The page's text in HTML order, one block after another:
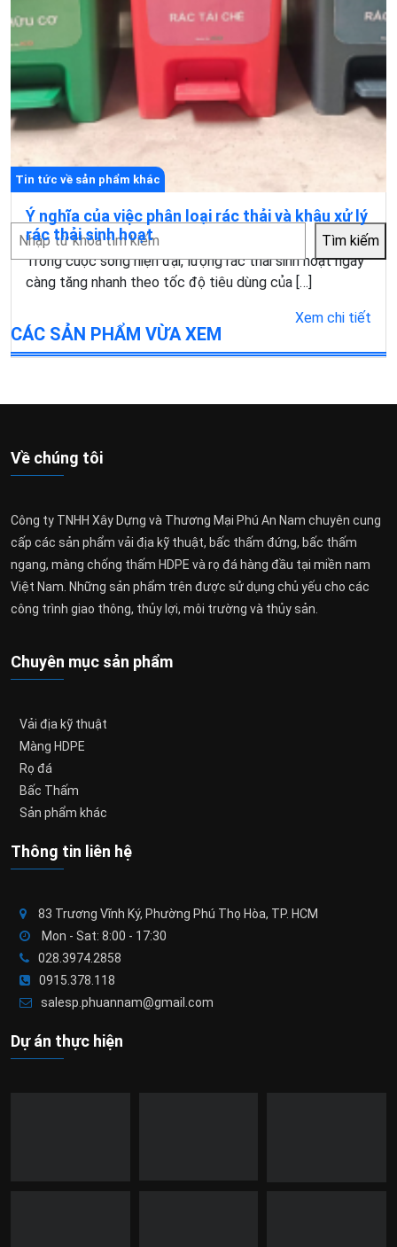
Tin tức về sản phẩm khác
Ý nghĩa của việc phân loại rác thải và khâu xử lý
rác thải sinh hoạt
Trong cuộc sống hiện đại, lượng rác thải sinh hoạt ngày
càng tăng nhanh theo tốc độ tiêu dùng của […]
Xem chi tiết
Tìm
Tìm kiếm
CÁC SẢN PHẨM VỪA XEM
Về chúng tôi
Công ty TNHH Xây Dựng và Thương Mại Phú An Nam chuyên cung
cấp các sản phẩm vải địa kỹ thuật, bấc thấm đứng, bấc thấm
ngang, màng chống thấm HDPE và rọ đá hàng đầu tại miền nam
Việt Nam. Những sản phẩm trên được sử dụng chủ yếu cho các
công trình giao thông, thủy lợi, môi trường và thủy sản.
Chuyên mục sản phẩm
Vải địa kỹ thuật
Màng HDPE
Rọ đá
Bấc Thấm
Sản phẩm khác
Thông tin liên hệ
83 Trương Vĩnh Ký, Phường Phú Thọ Hòa, TP. HCM
Mon - Sat: 8:00 - 17:30
028.3974.2858
0915.378.118
salesp.phuannam@gmail.com
Dự án thực hiện